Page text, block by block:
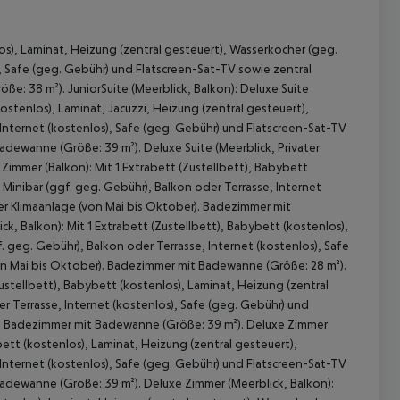
Laminat, Heizung (zentral gesteuert), Wasserkocher (geg.
(geg. Gebühr) und Flatscreen-Sat-TV sowie zentral
38 m²). JuniorSuite (Meerblick, Balkon): Deluxe Suite
Laminat, Jacuzzi, Heizung (zentral gesteuert),
(kostenlos), Safe (geg. Gebühr) und Flatscreen-Sat-TV
(Größe: 39 m²). Deluxe Suite (Meerblick, Privater
Zimmer (Balkon): Mit 1 Extrabett (Zustellbett), Babybett
(ggf. geg. Gebühr), Balkon oder Terrasse, Internet
(von Mai bis Oktober). Badezimmer mit
Balkon): Mit 1 Extrabett (Zustellbett), Babybett (kostenlos),
Gebühr), Balkon oder Terrasse, Internet (kostenlos), Safe
bis Oktober). Badezimmer mit Badewanne (Größe: 28 m²).
Babybett (kostenlos), Laminat, Heizung (zentral
Terrasse, Internet (kostenlos), Safe (geg. Gebühr) und
mit Badewanne (Größe: 39 m²). Deluxe Zimmer
(kostenlos), Laminat, Heizung (zentral gesteuert),
(kostenlos), Safe (geg. Gebühr) und Flatscreen-Sat-TV
(Größe: 39 m²). Deluxe Zimmer (Meerblick, Balkon):
akzeptieren